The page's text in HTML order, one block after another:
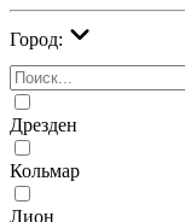
Город:
Дрезден
Кольмар
Лион